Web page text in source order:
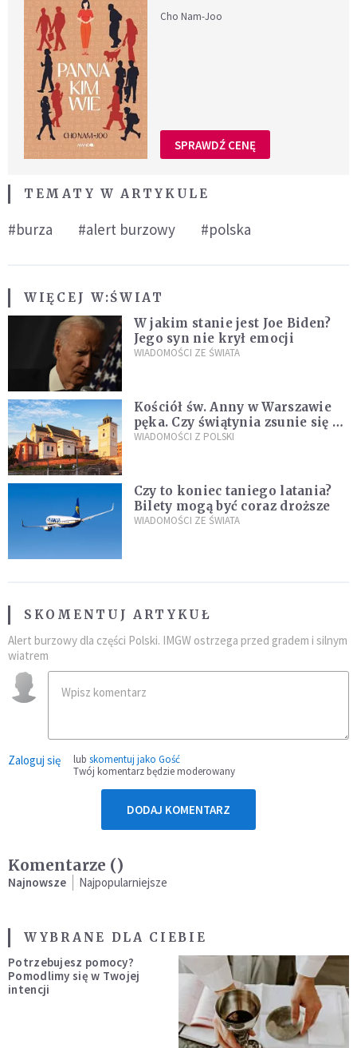
Cho Nam-Joo
SPRAWDŹ CENĘ
TEMATY W ARTYKULE
#burza #alert burzowy #polska
WIĘCEJ W:ŚWIAT
W jakim stanie jest Joe Biden?
Jego syn nie krył emocji
WIADOMOŚCI ZE ŚWIATA
Kościół św. Anny w Warszawie
pęka. Czy świątynia zsunie się ze
skarpy?
WIADOMOŚCI Z POLSKI
Czy to koniec taniego latania?
Bilety mogą być coraz droższe
WIADOMOŚCI ZE ŚWIATA
SKOMENTUJ ARTYKUŁ
Alert burzowy dla części Polski. IMGW ostrzega przed gradem i silnym
wiatrem
Zaloguj się lub skomentuj jako Gość
Twój komentarz będzie moderowany
DODAJ KOMENTARZ
Komentarze ()
Najnowsze Najpopularniejsze
WYBRANE DLA CIEBIE
Potrzebujesz pomocy?
Pomodlimy się w Twojej
intencji